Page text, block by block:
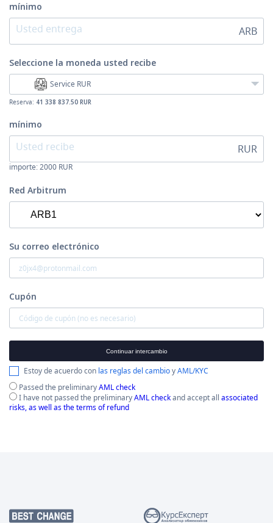
mínimo
ARB
Seleccione la moneda usted recibe
Service RUR
Reserva: 41 338 837.50 RUR
mínimo
RUR
importe:2000 RUR
Red Arbitrum
Su correo electrónico
Cupón
Continuar intercambio
Estoy de acuerdo con las reglas del cambioyAML/KYC
Passed the preliminaryAML check
I have not passed the preliminaryAML checkand accept all associated
risks, as well as the terms of refund